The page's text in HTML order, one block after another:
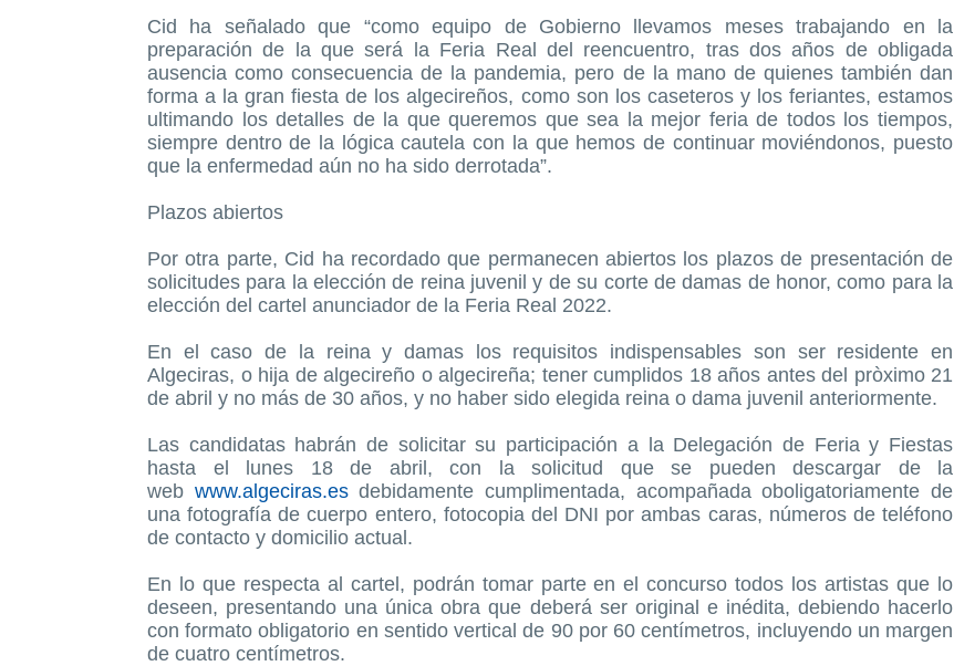
Cid ha señalado que “como equipo de Gobierno llevamos meses trabajando en la
preparación de la que será la Feria Real del reencuentro, tras dos años de obligada
ausencia como consecuencia de la pandemia, pero de la mano de quienes también dan
forma a la gran fiesta de los algecireños, como son los caseteros y los feriantes, estamos
ultimando los detalles de la que queremos que sea la mejor feria de todos los tiempos,
siempre dentro de la lógica cautela con la que hemos de continuar moviéndonos, puesto
que la enfermedad aún no ha sido derrotada”.
Plazos abiertos
Por otra parte, Cid ha recordado que permanecen abiertos los plazos de presentación de
solicitudes para la elección de reina juvenil y de su corte de damas de honor, como para la
elección del cartel anunciador de la Feria Real 2022.
En el caso de la reina y damas los requisitos indispensables son ser residente en
Algeciras, o hija de algecireño o algecireña; tener cumplidos 18 años antes del pròximo 21
de abril y no más de 30 años, y no haber sido elegida reina o dama juvenil anteriormente.
Las candidatas habrán de solicitar su participación a la Delegación de Feria y Fiestas
hasta el lunes 18 de abril, con la solicitud que se pueden descargar de la
web www.algeciras.esdebidamente cumplimentada, acompañada oboligatoriamente de
una fotografía de cuerpo entero, fotocopia del DNI por ambas caras, números de teléfono
de contacto y domicilio actual.
En lo que respecta al cartel, podrán tomar parte en el concurso todos los artistas que lo
deseen, presentando una única obra que deberá ser original e inédita, debiendo hacerlo
con formato obligatorio en sentido vertical de 90 por 60 centímetros, incluyendo un margen
de cuatro centímetros.